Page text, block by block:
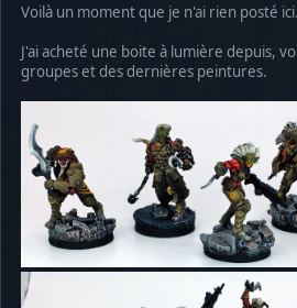
Voilà un moment que je n'ai rien posté ici.
J'ai acheté une boite à lumière depuis,
groupes et des dernières peintures.